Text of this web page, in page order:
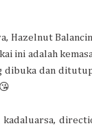
Hazelnut
ini adalah
dan